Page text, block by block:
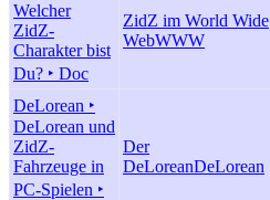
Welcher
ZidZ-
Charakter bist
Du? ‣ Doc
ZidZ im World Wide
WebWWW
DeLorean ‣
DeLorean und
ZidZ-
Fahrzeuge in
PC-Spielen ‣
Der
DeLoreanDeLorean